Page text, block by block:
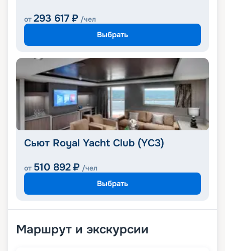
от 293 617 ₽ /чел
Выбрать
Сьют Royal Yacht Club (YC3)
от 510 892 ₽ /чел
Выбрать
Маршрут и экскурсии